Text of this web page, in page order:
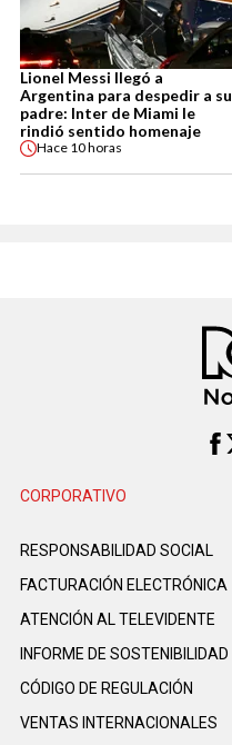
Lionel Messi llegó a
Argentina para despedir a su
padre: Inter de Miami le
rindió sentido homenaje
Hace 10 horas
CORPORATIVO
RESPONSABILIDAD SOCIAL
FACTURACIÓN ELECTRÓNICA
ATENCIÓN AL TELEVIDENTE
INFORME DE SOSTENIBILIDAD
CÓDIGO DE REGULACIÓN
VENTAS INTERNACIONALES